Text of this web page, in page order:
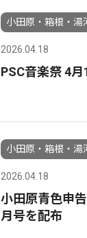
小田原・箱根・湯
2026.04.18
PSC音楽祭 4
小田原・箱根・湯
2026.04.18
小田原青色申
月号を配布